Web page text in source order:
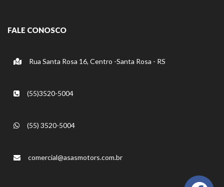
FALE CONOSCO
Rua Santa Rosa 16, Centro -Santa Rosa - RS
(55)3520-5004
(55) 3520-5004
comercial@asasmotors.com.br